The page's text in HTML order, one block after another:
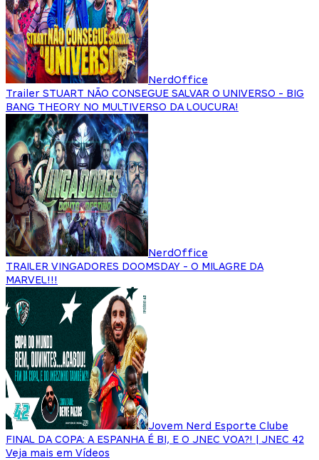
NerdOffice
Trailer STUART NÃO CONSEGUE SALVAR O UNIVERSO - BIG
BANG THEORY NO MULTIVERSO DA LOUCURA!
NerdOffice
TRAILER VINGADORES DOOMSDAY - O MILAGRE DA
MARVEL!!!
Jovem Nerd Esporte Clube
FINAL DA COPA: A ESPANHA É BI, E O JNEC VOA?! | JNEC 42
Veja mais em Vídeos